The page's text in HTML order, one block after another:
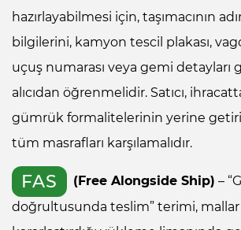
hazırlayabilmesi için, taşımacının
bilgilerini, kamyon tescil plakası,
uçuş numarası veya gemi detayları
alıcıdan öğrenmelidir. Satıcı,
gümrük formalitelerinin yerine
tüm masrafları karşılamalıdır.
FAS (Free Alongside Ship) –
doğrultusunda teslim” terimi, mallar